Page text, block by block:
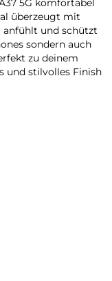
überzeugt mit
anfühlt und schützt
sondern auch
zu deinem
und stilvolles Finish